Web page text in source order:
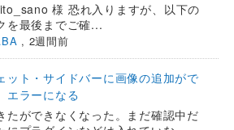
様 恐れ入りますが、以下の
を最後までご確...
, 2週間前
ット・サイドバーに画像の追加がで
エラーになる
たができなくなった。まだ確認中だ